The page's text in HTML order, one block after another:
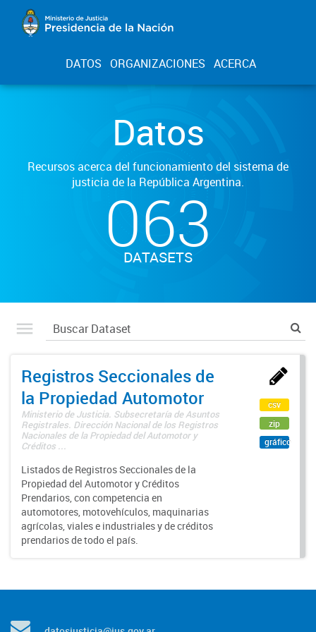
DATOS ORGANIZACIONES ACERCA
Datos
Recursos acerca del funcionamiento del sistema de
justicia de la República Argentina.
063
DATASETS
Registros Seccionales de
la Propiedad Automotor
Ministerio de Justicia. Subsecretaría de Asuntos
Registrales. Dirección Nacional de los Registros
Nacionales de la Propiedad del Automotor y
Créditos ...
Listados de Registros Seccionales de la
Propiedad del Automotor y Créditos
Prendarios, con competencia en
automotores, motovehículos, maquinarias
agrícolas, viales e industriales y de créditos
prendarios de todo el país.
csv
zip
gráfico